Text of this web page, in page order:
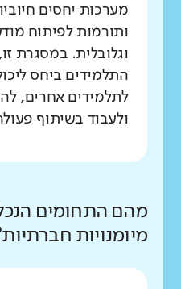
מערכות יחסים
ותורמות לפיתוח
וגלובלית. במסגרת
התלמידים ביחס
לתלמידים אחרים,
ולעבוד בשיתוף
מהם התחומים
מיומנויות